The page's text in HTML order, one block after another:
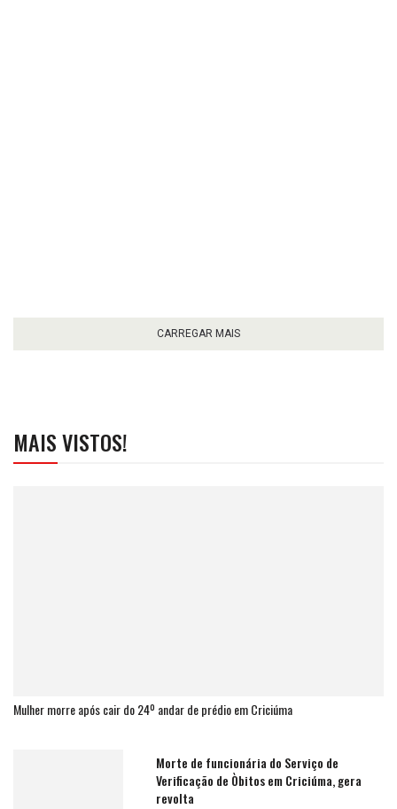
CARREGAR MAIS
MAIS VISTOS!
Mulher morre após cair do 24º andar de prédio em Criciúma
Morte de funcionária do Serviço de
Verificação de Òbitos em Criciúma, gera
revolta